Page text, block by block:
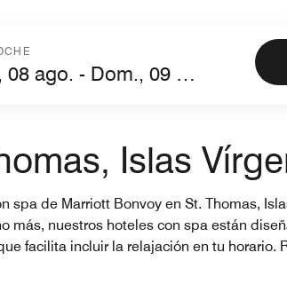
Islas
de Marriott Bonvoy en St. Thomas,
más, nuestros hoteles con spa están
facilita incluir la relajación en tu horario.